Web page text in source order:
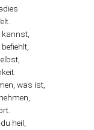
kannst,
was ist,
heil,